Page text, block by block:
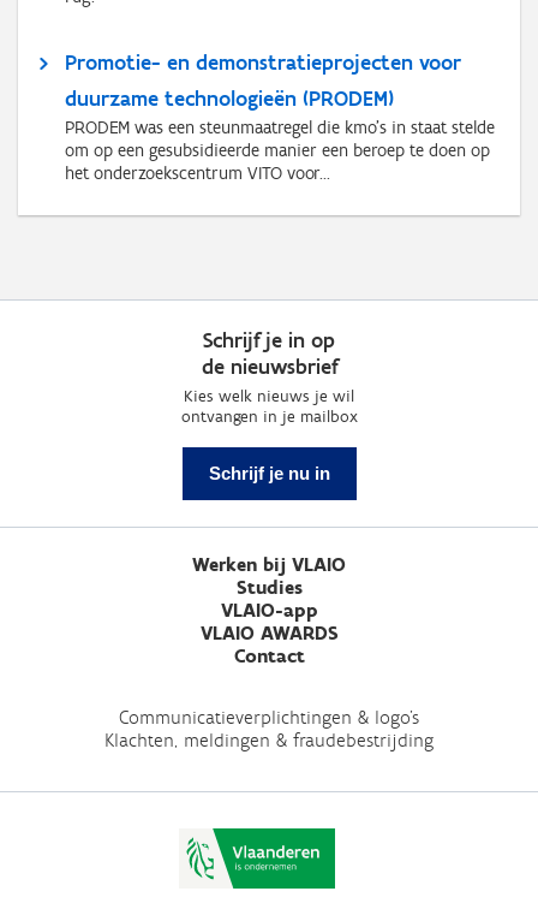
Promotie- en demonstratieprojecten voor
duurzame technologieën (PRODEM)
PRODEM was een steunmaatregel die kmo's in staat stelde
om op een gesubsidieerde manier een beroep te doen op
het onderzoekscentrum VITO voor...
Schrijf je in op
de nieuwsbrief
Kies welk nieuws je wil
ontvangen in je mailbox
Schrijf je nu in
Werken bij VLAIO
Studies
VLAIO-app
VLAIO AWARDS
Contact
Communicatieverplichtingen & logo's
Klachten, meldingen & fraudebestrijding